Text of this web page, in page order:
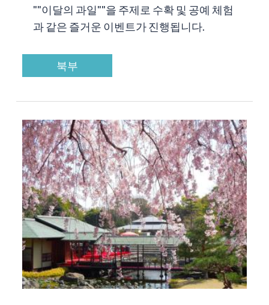
""이달의 과일""을 주제로 수확 및 공예 체험
과 같은 즐거운 이벤트가 진행됩니다.
북부